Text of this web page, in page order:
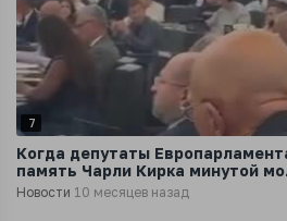
7
Когда депутаты
память Чарли Кирка минутой
проигнорировали
Новости 10 месяцев назад